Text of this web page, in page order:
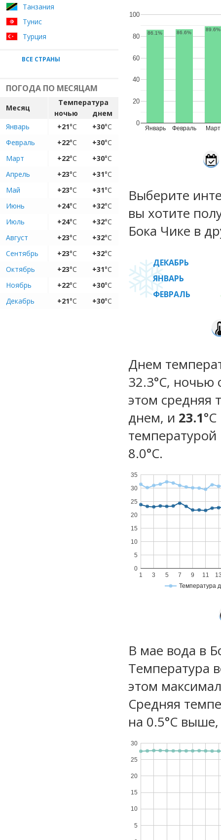
Танзания
Тунис
Турция
ВСЕ СТРАНЫ
ПОГОДА ПО МЕСЯЦАМ
Месяц
Температура
ночью
днем
Январь
+21°C +30°C
Февраль
+22°C +30°C
Март
+22°C +30°C
Апрель
+23°C +31°C
Май
+23°C +31°C
Июнь
+24°C +32°C
Июль
+24°C +32°C
Август
+23°C +32°C
Сентябрь
+23°C +32°C
Октябрь
+23°C +31°C
Ноябрь
+22°C +30°C
Декабрь
+21°C +30°C
Январь Февраль Март
0
20
40
60
80
100
86.1% 86.6%
89.6%
Выберите
вы хотите
Бока Чике в
ДЕКАБРЬ
ЯНВАРЬ
ФЕВРАЛЬ
Днем
32.3°C, ночью
этом средняя
днем, и 23.1
температурой
8.0°С.
Температура
1 3 5 7 9 11
0
5
10
15
20
25
30
35
В мае вода в
Температура
этом
Средняя
на 0.5°C
5
10
15
20
25
30